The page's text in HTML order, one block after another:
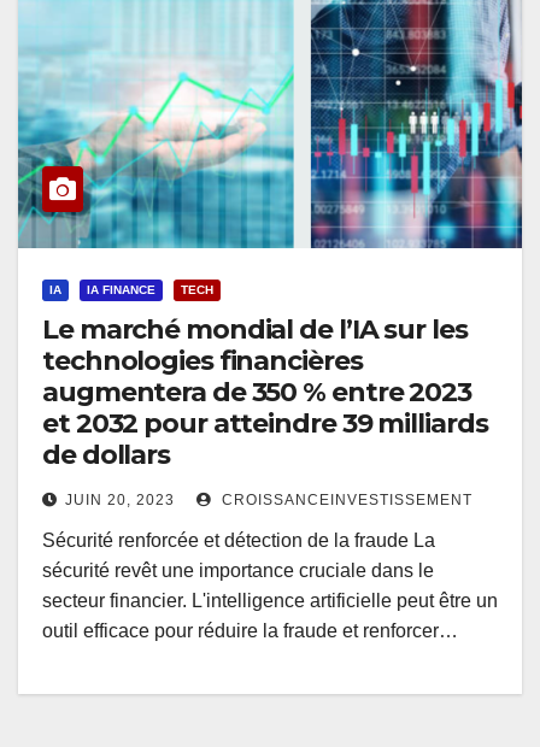
IA IA FINANCE TECH
Le marché mondial de l’IA sur les
technologies financières
augmentera de 350 % entre 2023
et 2032 pour atteindre 39 milliards
de dollars
JUIN 20, 2023 CROISSANCEINVESTISSEMENT
Sécurité renforcée et détection de la fraude La
sécurité revêt une importance cruciale dans le
secteur financier. L'intelligence artificielle peut être un
outil efficace pour réduire la fraude et renforcer…